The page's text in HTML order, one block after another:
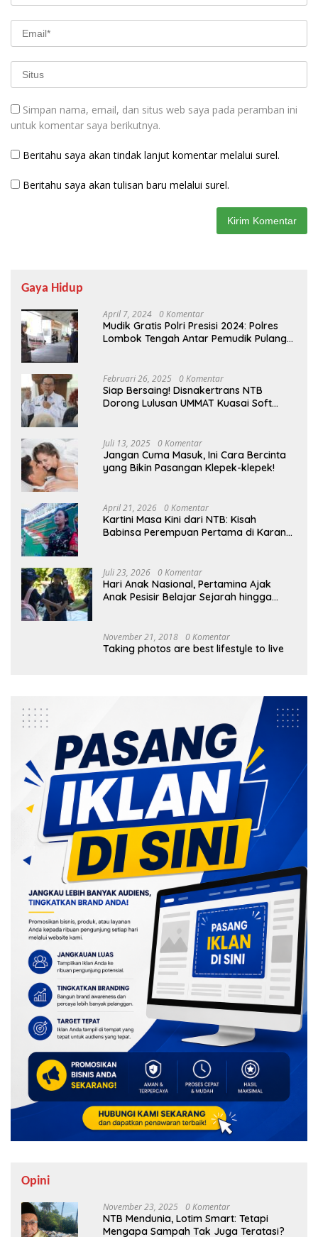
Simpan nama, email, dan situs web saya pada peramban ini
untuk komentar saya berikutnya.
Beritahu saya akan tindak lanjut komentar melalui surel.
Beritahu saya akan tulisan baru melalui surel.
Gaya Hidup
April 7, 2024 0 Komentar
Mudik Gratis Polri Presisi 2024: Polres
Lombok Tengah Antar Pemudik Pulang
Februari 26, 2025 0 Komentar
Siap Bersaing! Disnakertrans NTB
Dorong Lulusan UMMAT Kuasai Soft
Juli 13, 2025 0 Komentar
Jangan Cuma Masuk, Ini Cara Bercinta
yang Bikin Pasangan Klepek-klepek!
April 21, 2026 0 Komentar
Kartini Masa Kini dari NTB: Kisah
Babinsa Perempuan Pertama di Karang
Juli 23, 2026 0 Komentar
Hari Anak Nasional, Pertamina Ajak
Anak Pesisir Belajar Sejarah hingga
November 21, 2018 0 Komentar
Taking photos are best lifestyle to live
Opini
November 23, 2025 0 Komentar
NTB Mendunia, Lotim Smart: Tetapi
Mengapa Sampah Tak Juga Teratasi?